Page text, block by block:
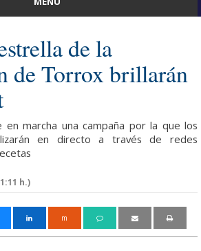
de la
de Torrox brillarán
en marcha una campaña por la que los
en directo a través de redes
h.)
m